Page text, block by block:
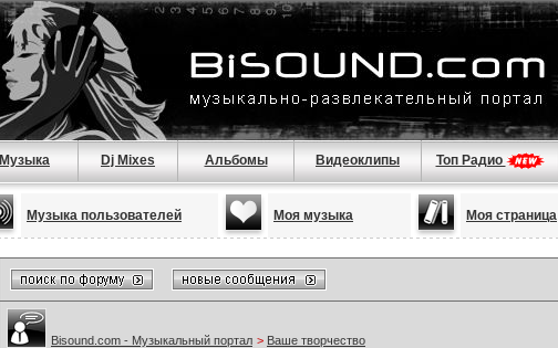
Музыка Dj Mixes Альбомы Видеоклипы Топ Радио
Музыка пользователей Моя музыка Моя страница
Bisound.com - Музыкальный портал > Ваше творчество